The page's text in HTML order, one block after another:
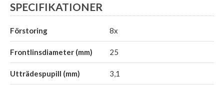
SPECIFIKATIONER
Förstoring 8x
Frontlinsdiameter (mm) 25
Utträdespupill (mm) 3,1